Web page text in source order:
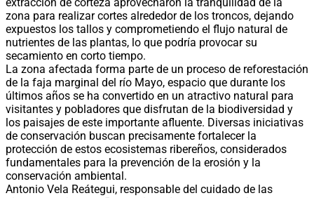
zona para realizar cortes alrededor de los troncos, dejando
expuestos los tallos y comprometiendo el flujo natural de
nutrientes de las plantas, lo que podría provocar su
secamiento en corto tiempo.
La zona afectada forma parte de un proceso de reforestación
de la faja marginal del río Mayo, espacio que durante los
últimos años se ha convertido en un atractivo natural para
visitantes y pobladores que disfrutan de la biodiversidad y
los paisajes de este importante afluente. Diversas iniciativas
de conservación buscan precisamente fortalecer la
protección de estos ecosistemas ribereños, considerados
fundamentales para la prevención de la erosión y la
conservación ambiental.
Antonio Vela Reátegui, responsable del cuidado de las